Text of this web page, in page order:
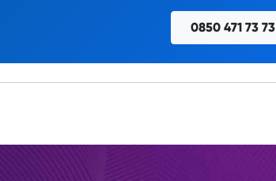
0850 471 73 73